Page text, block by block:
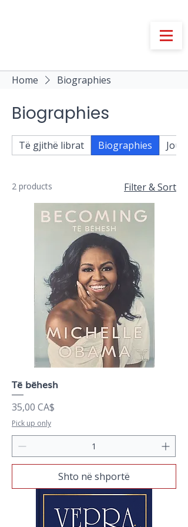
Home Biographies
Biographies
Të gjithë librat Biographies
2 products Filter & Sort
Të bëhesh
Price
35,00 CA$
Pick up only
Shto në shportë